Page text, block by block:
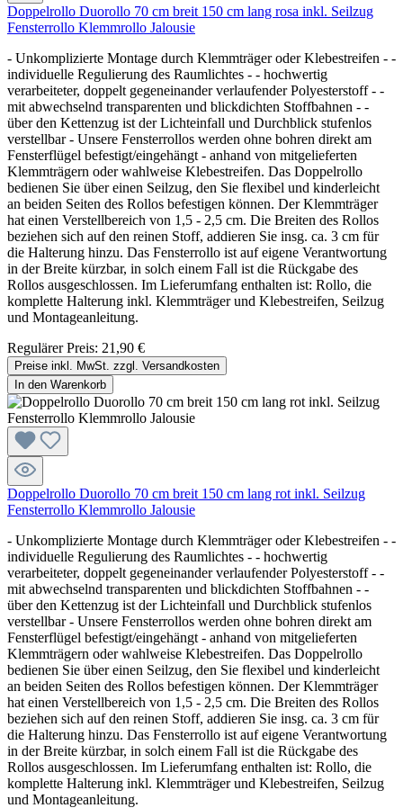
Doppelrollo Duorollo 70 cm breit 150 cm lang rosa inkl. Seilzug
Fensterrollo Klemmrollo Jalousie
- Unkomplizierte Montage durch Klemmträger oder Klebestreifen - -
individuelle Regulierung des Raumlichtes - - hochwertig
verarbeiteter, doppelt gegeneinander verlaufender Polyesterstoff - -
mit abwechselnd transparenten und blickdichten Stoffbahnen - -
über den Kettenzug ist der Lichteinfall und Durchblick stufenlos
verstellbar - Unsere Fensterrollos werden ohne bohren direkt am
Fensterflügel befestigt/eingehängt - anhand von mitgelieferten
Klemmträgern oder wahlweise Klebestreifen. Das Doppelrollo
bedienen Sie über einen Seilzug, den Sie flexibel und kinderleicht
an beiden Seiten des Rollos befestigen können. Der Klemmträger
hat einen Verstellbereich von 1,5 - 2,5 cm. Die Breiten des Rollos
beziehen sich auf den reinen Stoff, addieren Sie insg. ca. 3 cm für
die Halterung hinzu. Das Fensterrollo ist auf eigene Verantwortung
in der Breite kürzbar, in solch einem Fall ist die Rückgabe des
Rollos ausgeschlossen. Im Lieferumfang enthalten ist: Rollo, die
komplette Halterung inkl. Klemmträger und Klebestreifen, Seilzug
und Montageanleitung.
Regulärer Preis: 21,90 €
Preise inkl. MwSt. zzgl. Versandkosten
In den Warenkorb
Doppelrollo Duorollo 70 cm breit 150 cm lang rot inkl. Seilzug
Fensterrollo Klemmrollo Jalousie
- Unkomplizierte Montage durch Klemmträger oder Klebestreifen - -
individuelle Regulierung des Raumlichtes - - hochwertig
verarbeiteter, doppelt gegeneinander verlaufender Polyesterstoff - -
mit abwechselnd transparenten und blickdichten Stoffbahnen - -
über den Kettenzug ist der Lichteinfall und Durchblick stufenlos
verstellbar - Unsere Fensterrollos werden ohne bohren direkt am
Fensterflügel befestigt/eingehängt - anhand von mitgelieferten
Klemmträgern oder wahlweise Klebestreifen. Das Doppelrollo
bedienen Sie über einen Seilzug, den Sie flexibel und kinderleicht
an beiden Seiten des Rollos befestigen können. Der Klemmträger
hat einen Verstellbereich von 1,5 - 2,5 cm. Die Breiten des Rollos
beziehen sich auf den reinen Stoff, addieren Sie insg. ca. 3 cm für
die Halterung hinzu. Das Fensterrollo ist auf eigene Verantwortung
in der Breite kürzbar, in solch einem Fall ist die Rückgabe des
Rollos ausgeschlossen. Im Lieferumfang enthalten ist: Rollo, die
komplette Halterung inkl. Klemmträger und Klebestreifen, Seilzug
und Montageanleitung.